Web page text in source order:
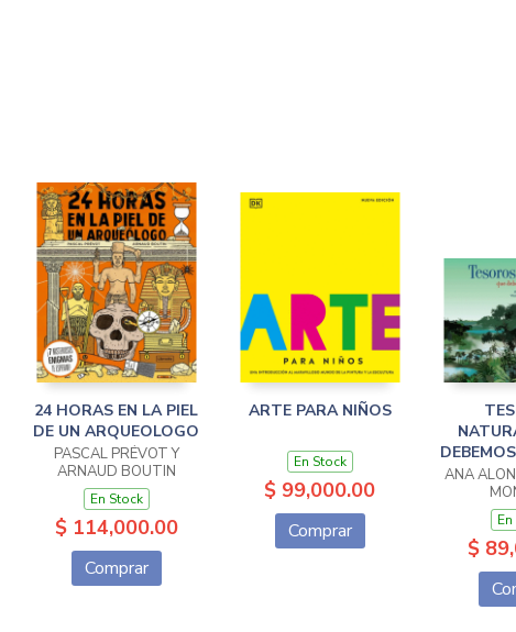
24 HORAS EN LA PIEL
DE UN ARQUEOLOGO
PASCAL PRÉVOT Y
ARNAUD BOUTIN
En Stock
$ 114,000.00
Comprar
ARTE PARA NIÑOS
En Stock
$ 99,000.00
Comprar
ANA
$